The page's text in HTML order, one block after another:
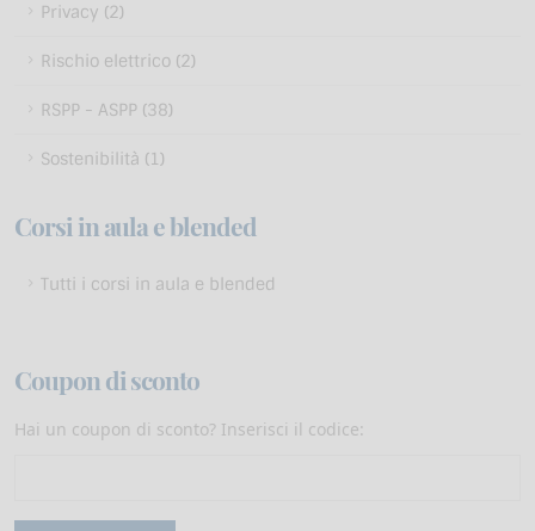
Privacy (2)
Rischio elettrico (2)
RSPP - ASPP (38)
Sostenibilità (1)
Corsi in aula e blended
Tutti i corsi in aula e blended
Coupon di sconto
Hai un coupon di sconto? Inserisci il codice: